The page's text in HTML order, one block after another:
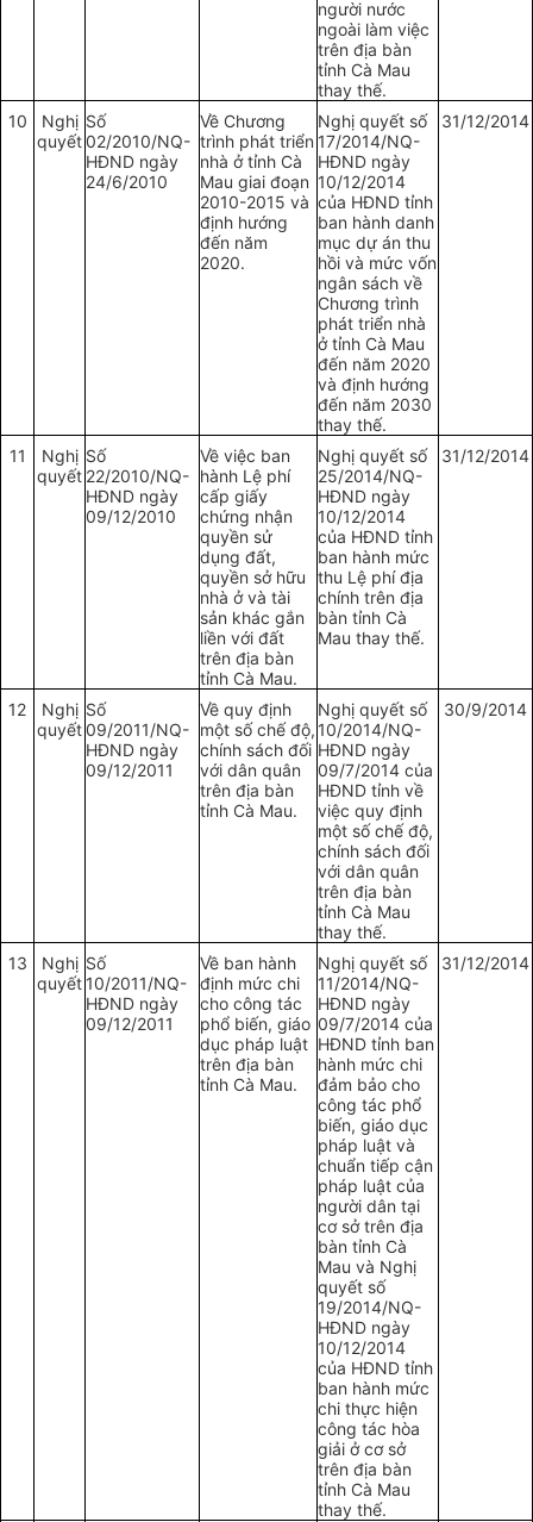
người nước
ngoài làm việc
trên địa bàn
tỉnh Cà Mau
thay thế.
10
Nghị
quyết
Số
02/2010/NQ-
HĐND ngày
24/6/2010
Về Chương
trình phát triển
nhà ở tỉnh Cà
Mau giai đoạn
2010-2015 và
định hướng
đến năm
2020.
Nghị quyết số
17/2014/NQ-
HĐND ngày
10/12/2014
của HĐND tỉnh
ban hành danh
mục dự án thu
hồi và mức vốn
ngân sách về
Chương trình
phát triển nhà
ở tỉnh Cà Mau
đến năm 2020
và định hướng
đến năm 2030
thay thế.
31/12/2014
11
Nghị
quyết
Số
22/2010/NQ-
HĐND ngày
09/12/2010
Về việc ban
hành Lệ phí
cấp giấy
chứng nhận
quyền sử
dụng đất,
quyền sở hữu
nhà ở và tài
sản khác gắn
liền với đất
trên địa bàn
tỉnh Cà Mau.
Nghị quyết số
25/2014/NQ-
HĐND ngày
10/12/2014
của HĐND tỉnh
ban hành mức
thu Lệ phí địa
chính trên địa
bàn tỉnh Cà
Mau thay thế.
31/12/2014
12
Nghị
quyết
Số
09/2011/NQ-
HĐND ngày
09/12/2011
Về quy định
một số chế độ,
chính sách đối
với dân quân
trên địa bàn
tỉnh Cà Mau.
Nghị quyết số
10/2014/NQ-
HĐND ngày
09/7/2014 của
HĐND tỉnh về
việc quy định
một số chế độ,
chính sách đối
với dân quân
trên địa bàn
tỉnh Cà Mau
thay thế.
30/9/2014
13
Nghị
quyết
Số
10/2011/NQ-
HĐND ngày
09/12/2011
Về ban hành
định mức chi
cho công tác
phổ biến, giáo
dục pháp luật
trên địa bàn
tỉnh Cà Mau.
Nghị quyết số
11/2014/NQ-
HĐND ngày
09/7/2014 của
HĐND tỉnh ban
hành mức chi
đảm bảo cho
công tác phổ
biến, giáo dục
pháp luật và
chuẩn tiếp cận
pháp luật của
người dân tại
cơ sở trên địa
bàn tỉnh Cà
Mau và Nghị
quyết số
19/2014/NQ-
HĐND ngày
10/12/2014
của HĐND tỉnh
ban hành mức
chi thực hiện
công tác hòa
giải ở cơ sở
trên địa bàn
tỉnh Cà Mau
thay thế.
31/12/2014